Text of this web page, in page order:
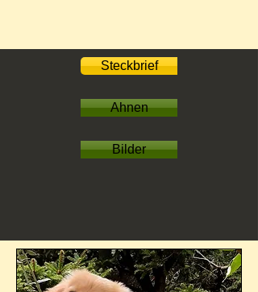
Steckbrief
Ahnen
Bilder